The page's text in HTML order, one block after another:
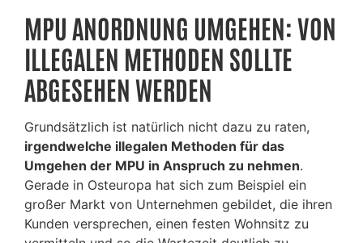
MPU ANORDNUNG UMGEHEN: VON
ILLEGALEN METHODEN SOLLTE
ABGESEHEN WERDEN
Grundsätzlich ist natürlich nicht dazu zu raten,
irgendwelche illegalen Methoden für das
Umgehen der MPU in Anspruch zu nehmen.
Gerade in Osteuropa hat sich zum Beispiel ein
großer Markt von Unternehmen gebildet, die ihren
Kunden versprechen, einen festen Wohnsitz zu